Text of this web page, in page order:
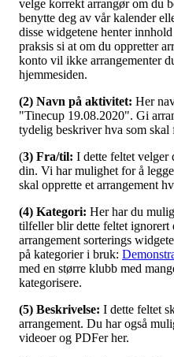
velge korrekt arrangør om du
benytte deg av vår kalender
disse widgetene henter
praksis si at om du oppretter
konto vil ikke arrangementer
hjemmesiden.
(2) Navn på aktivitet: Her
"Tinecup 19.08.2020". Gi
tydelig beskriver hva som skal
(3) Fra/til: I dette feltet velger
din. Vi har mulighet for å
skal opprette et arrangement
(4) Kategori: Her har du
tilfeller blir dette feltet ignorert
arrangement sorterings
på kategorier i bruk:
med en større klubb med
kategorisere.
(5) Beskrivelse: I dette feltet
arrangement. Du har også
videoer og PDFer her.